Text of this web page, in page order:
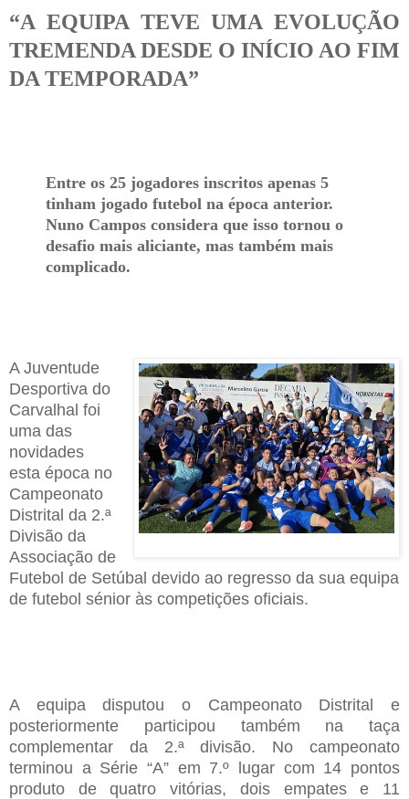
“A EQUIPA TEVE UMA EVOLUÇÃO
TREMENDA DESDE O INÍCIO AO FIM
DA TEMPORADA”
Entre os 25 jogadores inscritos apenas 5
tinham jogado futebol na época anterior.
Nuno Campos considera que isso tornou o
desafio mais aliciante, mas também mais
complicado.
A Juventude
Desportiva do
Carvalhal foi
uma das
novidades
esta época no
Campeonato
Distrital da 2.ª
Divisão da
Associação de
Futebol de Setúbal devido ao regresso da sua equipa
de futebol sénior às competições oficiais.
A equipadisputou o Campeonato Distrital e
posteriormente participou também na taça
complementar da 2.ª divisão. No campeonato
terminou a Série“A” em 7.º lugar com 14 pontos
produto de quatro vitórias, dois empates e 11